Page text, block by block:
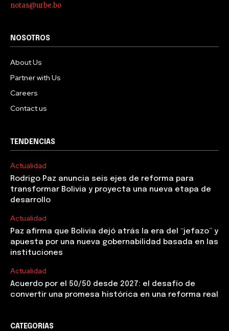
notas@urbe.bo
NOSOTROS
About Us
Partner with Us
Careers
Contact us
TENDENCIAS
Actualidad
Rodrigo Paz anuncia seis ejes de reforma para
transformar Bolivia y proyecta una nueva etapa de
desarrollo
Actualidad
Paz afirma que Bolivia dejó atrás la era del “jefazo” y
apuesta por una nueva gobernabilidad basada en las
instituciones
Actualidad
Acuerdo por el 50/50 desde 2027: el desafío de
convertir una promesa histórica en una reforma real
CATEGORIAS